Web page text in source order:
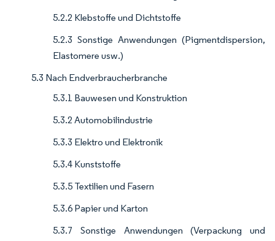
5.2.2 Klebstoffe und Dichtstoffe
5.2.3 Sonstige Anwendungen (Pigmentdispersion,
Elastomere usw.)
5.3 Nach Endverbraucherbranche
5.3.1 Bauwesen und Konstruktion
5.3.2 Automobilindustrie
5.3.3 Elektro und Elektronik
5.3.4 Kunststoffe
5.3.5 Textilien und Fasern
5.3.6 Papier und Karton
5.3.7 Sonstige Anwendungen (Verpackung und